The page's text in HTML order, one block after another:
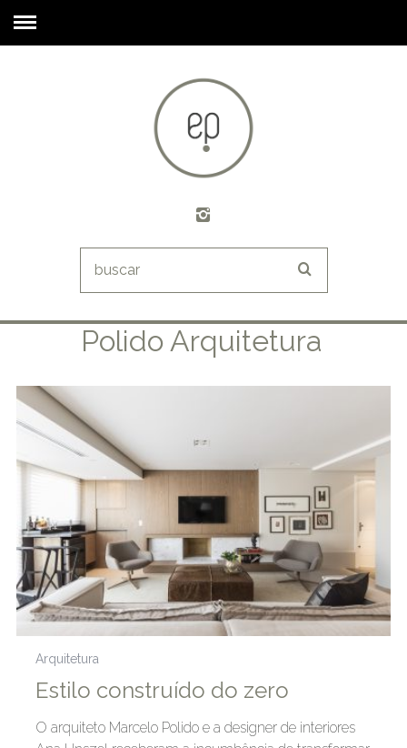
Polido Arquitetura
Arquitetura
Estilo construído do zero
O arquiteto Marcelo Polido e a designer de interiores